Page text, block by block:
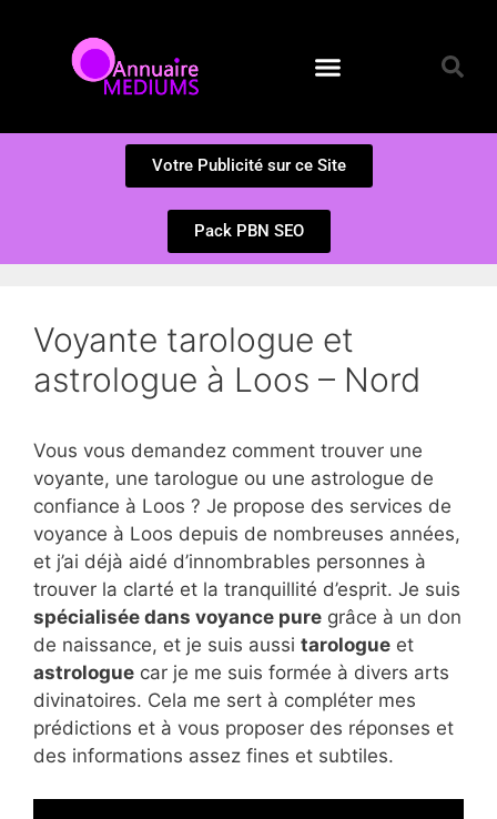
Votre Publicité sur ce Site
Pack PBN SEO
Voyante tarologue et
astrologue à Loos – Nord
Vous vous demandez comment trouver une
voyante, une tarologue ou une astrologue de
confiance à Loos ? Je propose des services de
voyance à Loos depuis de nombreuses années,
et j’ai déjà aidé d’innombrables personnes à
trouver la clarté et la tranquillité d’esprit. Je suis
spécialisée dans voyance pure grâce à un don
de naissance, et je suis aussi tarologue et
astrologue car je me suis formée à divers arts
divinatoires. Cela me sert à compléter mes
prédictions et à vous proposer des réponses et
des informations assez fines et subtiles.